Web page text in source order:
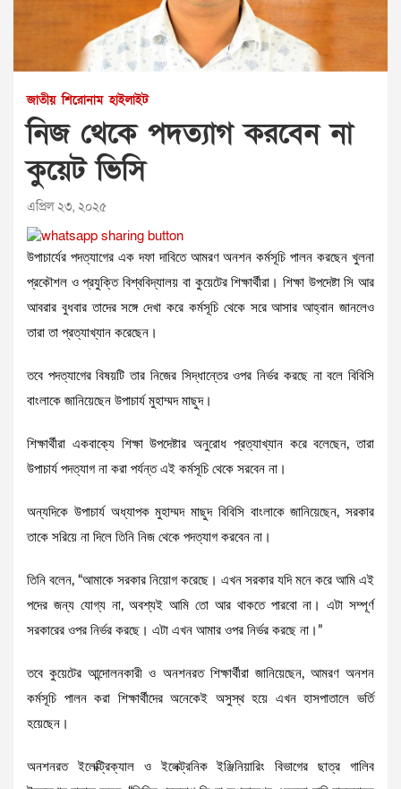
জাতীয় শিরোনাম হাইলাইট
নিজ থেকে পদত্যাগ করবেন না
কুয়েট ভিসি
এপ্রিল ২৩, ২০২৫
উপাচার্যের পদত্যাগের এক দফা দাবিতে আমরণ অনশন কর্মসূচি পালন করছেন খুলনা
প্রকৌশল ও প্রযুক্তি বিশ্ববিদ্যালয় বা কুয়েটের শিক্ষার্থীরা। শিক্ষা উপদেষ্টা সি আর
আবরার বুধবার তাদের সঙ্গে দেখা করে কর্মসূচি থেকে সরে আসার আহ্বান জানলেও
তারা তা প্রত্যাখ্যান করেছেন।
তবে পদত্যাগের বিষয়টি তার নিজের সিদ্ধান্তের ওপর নির্ভর করছে না বলে বিবিসি
বাংলাকে জানিয়েছেন উপাচার্য মুহাম্মদ মাছুদ।
শিক্ষার্থীরা একবাক্যে শিক্ষা উপদেষ্টার অনুরোধ প্রত্যাখ্যান করে বলেছেন, তারা
উপাচার্য পদত্যাগ না করা পর্যন্ত এই কর্মসূচি থেকে সরবেন না।
অন্যদিকে উপাচার্য অধ্যাপক মুহাম্মদ মাছুদ বিবিসি বাংলাকে জানিয়েছেন, সরকার
তাকে সরিয়ে না দিলে তিনি নিজ থেকে পদত্যাগ করবেন না।
তিনি বলেন, “আমাকে সরকার নিয়োগ করেছে। এখন সরকার যদি মনে করে আমি এই
পদের জন্য যোগ্য না, অবশ্যই আমি তো আর থাকতে পারবো না। এটা সম্পূর্ণ
সরকারের ওপর নির্ভর করছে। এটা এখন আমার ওপর নির্ভর করছে না।”
তবে কুয়েটের আন্দোলনকারী ও অনশনরত শিক্ষার্থীরা জানিয়েছেন, আমরণ অনশন
কর্মসূচি পালন করা শিক্ষার্থীদের অনেকেই অসুস্থ হয়ে এখন হাসপাতালে ভর্তি
হয়েছেন।
অনশনরত ইলেক্ট্রিক্যাল ও ইলেক্ট্রনিক ইঞ্জিনিয়ারিং বিভাগের ছাত্র গালিব